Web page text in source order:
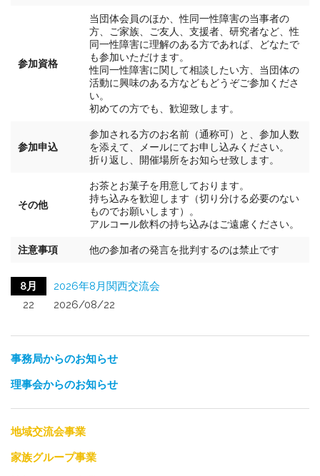
参加資格
当団体会員のほか、性同一性障害の当事者の
方、ご家族、ご友人、支援者、研究者など、性
同一性障害に理解のある方であれば、どなたで
も参加いただけます。
性同一性障害に関して相談したい方、当団体の
活動に興味のある方などもどうぞご参加くださ
い。
初めての方でも、歓迎致します。
参加申込
参加される方のお名前（通称可）と、参加人数
を添えて、メールにてお申し込みください。
折り返し、開催場所をお知らせ致します。
その他
お茶とお菓子を用意しております。
持ち込みを歓迎します（切り分ける必要のない
ものでお願いします）。
アルコール飲料の持ち込みはご遠慮ください。
注意事項 他の参加者の発言を批判するのは禁止です
8月
22
2026年8月関西交流会
2026/08/22
事務局からのお知らせ
理事会からのお知らせ
地域交流会事業
家族グループ事業